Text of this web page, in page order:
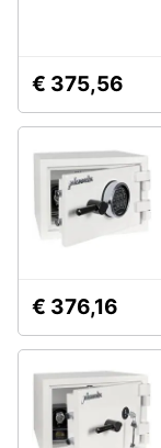
€ 375,56
€ 376,16